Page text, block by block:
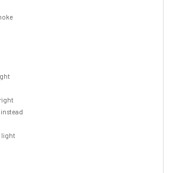
light